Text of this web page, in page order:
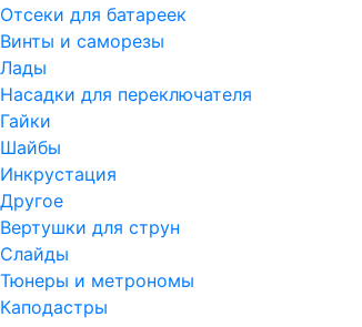
Отсеки для батареек
Винты и саморезы
Лады
Насадки для переключателя
Гайки
Шайбы
Инкрустация
Другое
Вертушки для струн
Слайды
Тюнеры и метрономы
Каподастры